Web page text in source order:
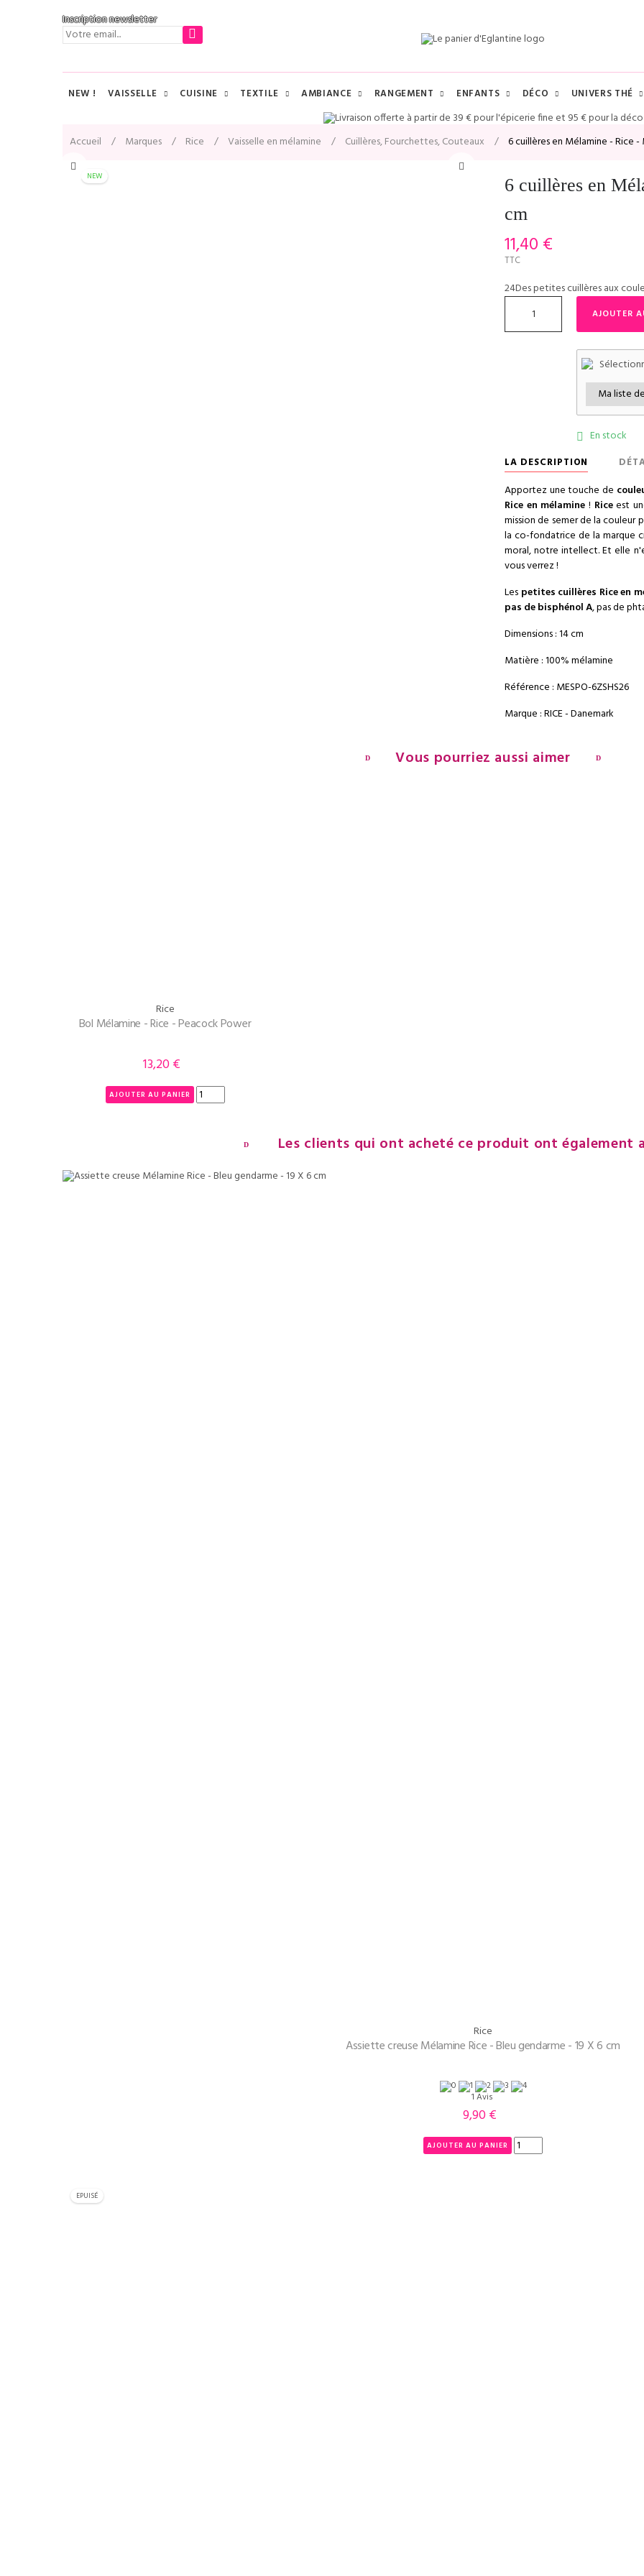
Inscription newsletter
NEW ! VAISSELLE CUISINE TEXTILE AMBIANCE RANGEMENT ENFANTS DÉCO UNIVERS THÉ
Accueil Marques Rice Vaisselle en mélamine Cuillères, Fourchettes, Couteaux 6 cuillères en Mélamine - Rice
NEW
6 cuillères en
cm
11,40 €
TTC
24Des petites cuillères aux
AJOUTER
 En stock
LA DESCRIPTION
Apportez une touche de
Rice en mélamine ! Riceest
mission de semer de la couleur
la co-fondatrice de la marque
moral, notre intellect. Et elle
vous verrez !
Les petites cuillères Rice en
pas de bisphénol A, pas de
Dimensions : 14 cm
Matière : 100% mélamine
Référence : MESPO-6ZSHS26
Marque : RICE - Danemark
Vous pourriez aussi aimer
Rice
Bol Mélamine - Rice - Peacock Power
Prix
13,20 €
AJOUTER AU PANIER
Les clients qui ont acheté ce produit ont également
Rice
Assiette creuse Mélamine Rice - Bleu gendarme - 19 X 6 cm
1 Avis
Prix
9,90 €
AJOUTER AU PANIER
EPUISÉ